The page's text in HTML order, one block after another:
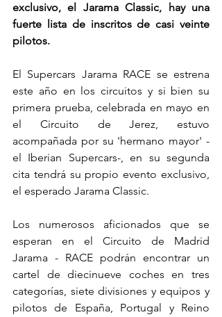
exclusivo, el Jarama Classic, hay una
fuerte lista de inscritos de casi veinte
pilotos.
El Supercars Jarama RACE se estrena
este año en los circuitos y si bien su
primera prueba, celebrada en mayo en
el Circuito de Jerez, estuvo
acompañada por su 'hermano mayor' -
el Iberian Supercars-, en su segunda
cita tendrá su propio evento exclusivo,
el esperado Jarama Classic.
Los numerosos aficionados que se
esperan en el Circuito de Madrid
Jarama - RACE podrán encontrar un
cartel de diecinueve coches en tres
categorías, siete divisiones y equipos y
pilotos de España, Portugal y Reino